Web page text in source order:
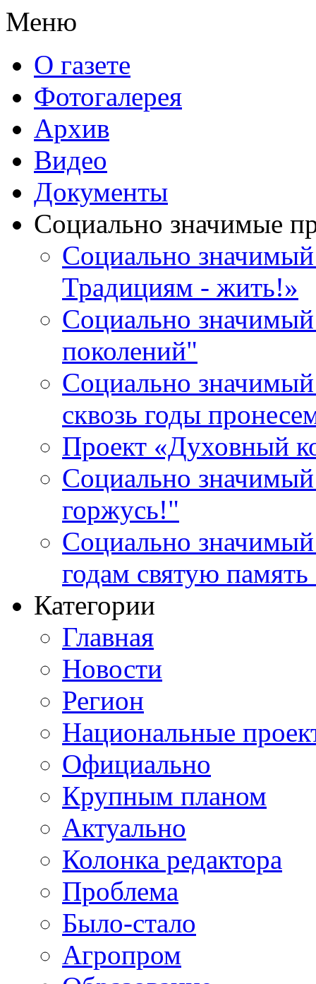
Меню
О газете
Фотогалерея
Архив
Видео
Документы
Социально значимые
Социально
Традициям - жить!»
Социально значимый
поколений"
Социально
сквозь годы
Проект «Духовный
Социально
горжусь!"
Социально
годам святую
Категории
Главная
Новости
Регион
Национальные
Официально
Крупным планом
Актуально
Колонка редактора
Проблема
Было-стало
Агропром